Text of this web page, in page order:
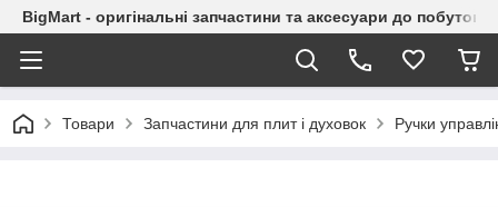
BigMart - оригінальні запчастини та аксесуари до побутової
Товари Запчастини для плит і духовок Ручки